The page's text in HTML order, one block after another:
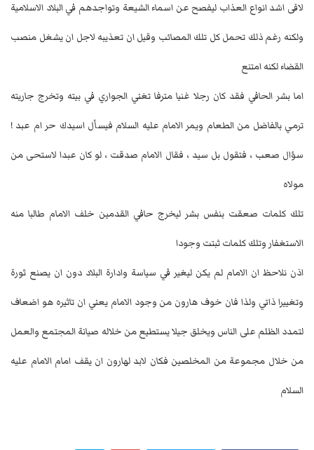
لاقى اشد انواع العذاب ليفصح عن اسماء الشيعة وتواجدهم في البلاد الاسلامية
ولكنه رغم ذلك تحمل كل تلك المصائب وقيل ان تعذيبه لاجل ان يشغل منصب
القضاء لكنه امتنع
اما بشر الحافي فقد كان رجلا غنيا مترفا تغني الجواري في بيته وتخرج جاريته
ترمي بالفاضل من الطعام ويمر الامام عليه السلام فيسأل اسيدك حر ام عبد !
سؤال صعب ، فتقول بل سيد ، فقال الامام صدقت ، لو كان عبدا لاستحى من
مولاه
تلك كلمات صعقت بنفس بشر ليخرج حافي القدمين خلف الامام طالبا منه
الاستغفار وتلك كلمات ثبتت وجودا
اذن نلاحظ ان الامام لم يكن ليغير في سياسة وادارة البلاد دون ان يصنع ثورة
وتغييرا ذاتي ولذا فان خوف هارون من وجود الامام يعني ان تاثيره هو اضعاف
لتمدد الظلم على الناس ويخلق جيلا يستطيع من خلاله صيانة المجتمع والعمل
من خلال مجموعة من المخلصين فكان لابد لهارون ان يقف امام الامام عليه
السلام